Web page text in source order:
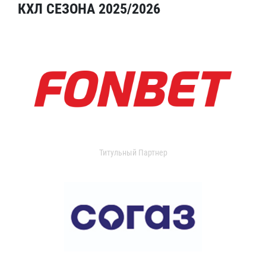
КХЛ СЕЗОНА 2025/2026
Титульный Партнер